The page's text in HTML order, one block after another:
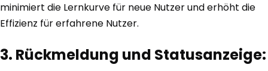
minimiert die Lernkurve für neue Nutzer und erhöht die
Effizienz für erfahrene Nutzer.
3. Rückmeldung und Statusanzeige: